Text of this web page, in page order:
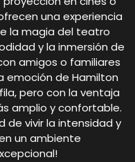
una experiencia
la magia del teatro
y la inmersión de
amigos o familiares
emoción de Hamilton
pero con la ventaja
amplio y confortable.
de vivir la intensidad y
un ambiente